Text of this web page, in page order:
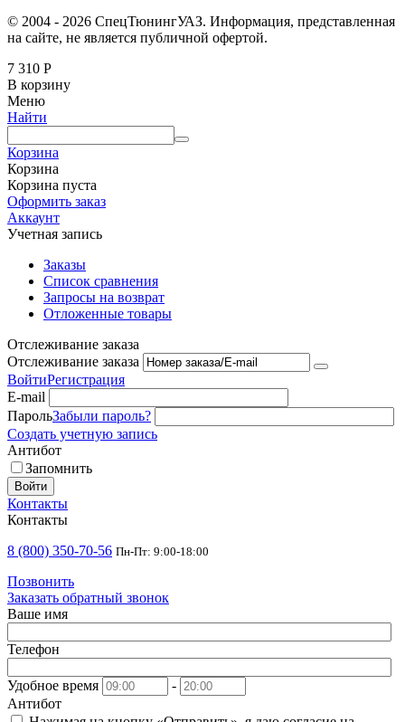
© 2004 - 2026 СпецТюнингУАЗ. Информация, представленная
на сайте, не является публичной офертой.
7 310 Р
В корзину
Меню
Найти
Корзина
Корзина
Корзина пуста
Оформить заказ
Аккаунт
Учетная запись
Заказы
Список сравнения
Запросы на возврат
Отложенные товары
Отслеживание заказа
Отслеживание заказа
ВойтиРегистрация
E-mail
ПарольЗабыли пароль?
Создать учетную запись
Антибот
Запомнить
Войти
Контакты
Контакты
8 (800) 350-70-56 Пн-Пт: 9:00-18:00
Позвонить
Заказать обратный звонок
Ваше имя
Телефон
Удобное время
-
Антибот